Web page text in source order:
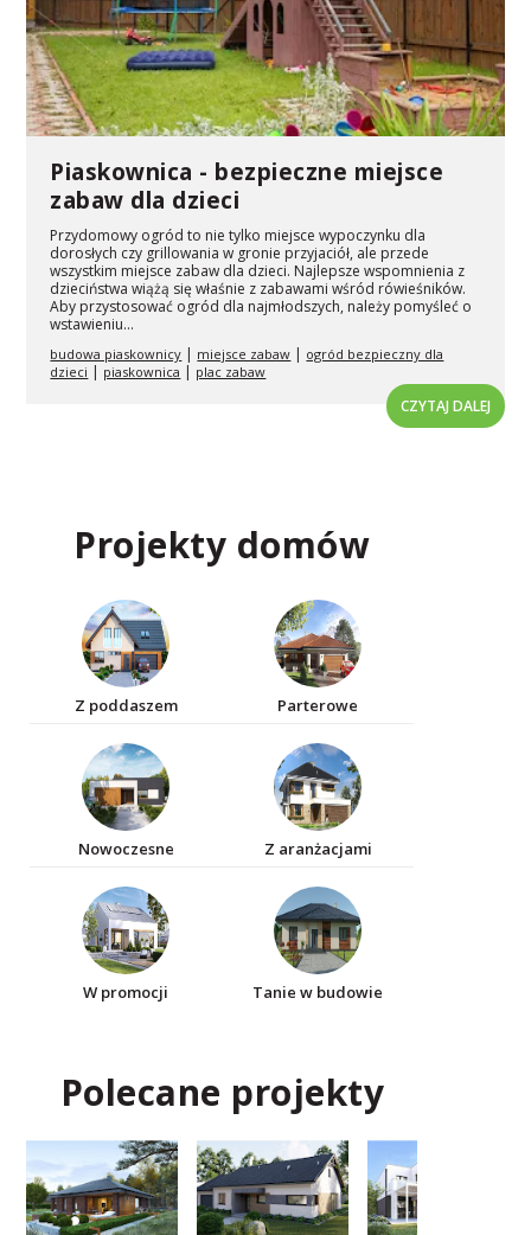
Piaskownica - bezpieczne miejsce
zabaw dla dzieci
Przydomowy ogród to nie tylko miejsce wypoczynku dla
dorosłych czy grillowania w gronie przyjaciół, ale przede
wszystkim miejsce zabaw dla dzieci. Najlepsze wspomnienia z
dzieciństwa wiążą się właśnie z zabawami wśród rówieśników.
Aby przystosować ogród dla najmłodszych, należy pomyśleć o
wstawieniu...
budowa piaskownicy miejsce zabaw
ogród bezpieczny dla
dzieci
piaskownica plac zabaw
CZYTAJ DALEJ
Projekty domów
Z poddaszem Parterowe
Nowoczesne Z aranżacjami
W promocji Tanie w budowie
Polecane projekty